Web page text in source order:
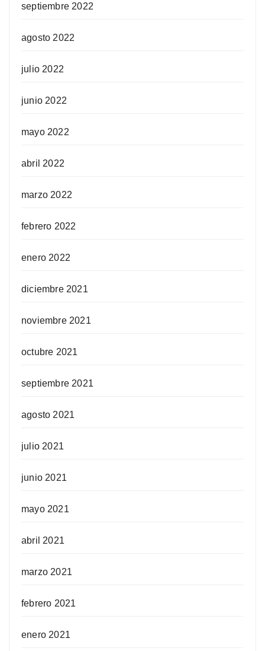
septiembre 2022
agosto 2022
julio 2022
junio 2022
mayo 2022
abril 2022
marzo 2022
febrero 2022
enero 2022
diciembre 2021
noviembre 2021
octubre 2021
septiembre 2021
agosto 2021
julio 2021
junio 2021
mayo 2021
abril 2021
marzo 2021
febrero 2021
enero 2021